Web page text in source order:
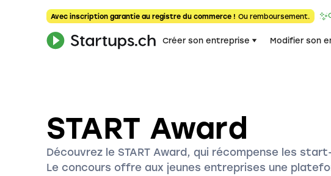
Avec inscription garantie au registre du commerce ! Ou remboursement.
Créer son entreprise Modifier son
START Award
Découvrez le START Award, qui récompense les
Le concours offre aux jeunes entreprises une